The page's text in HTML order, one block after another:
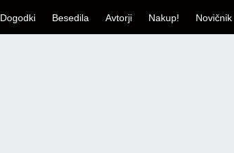
Dogodki Besedila Avtorji Nakup! Novičnik